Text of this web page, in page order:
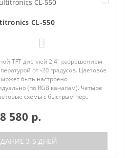
CL-550
TFT дисплей 2.4" разрешением
от -20 градусов. Цветовое
быть настроено
(по RGB каналам). Четыре
схемы с быстрым пер..
8 580 р.
3-5 ДНЕЙ